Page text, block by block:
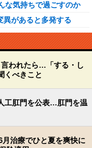
な気持ちで過ごすのか
異があると多発する
われたら…「する・し
くべきこと
工肛門を公表…肛門を温
治療でひと夏を爽快に